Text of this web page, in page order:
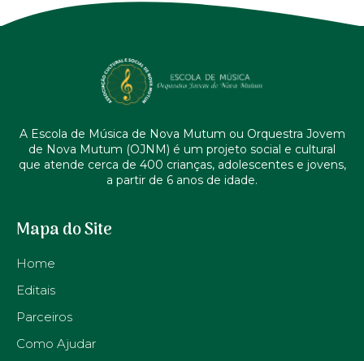
A Escola de Música de Nova Mutum ou Orquestra Jovem
de Nova Mutum (OJNM) é um projeto social e cultural
que atende cerca de 400 crianças, adolescentes e jovens,
a partir de 6 anos de idade.
Mapa do Site
Home
Editais
Parceiros
Como Ajudar